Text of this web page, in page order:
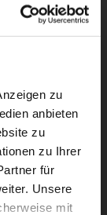
zu
anbieten
zu
zu Ihrer
für
Unsere
mit